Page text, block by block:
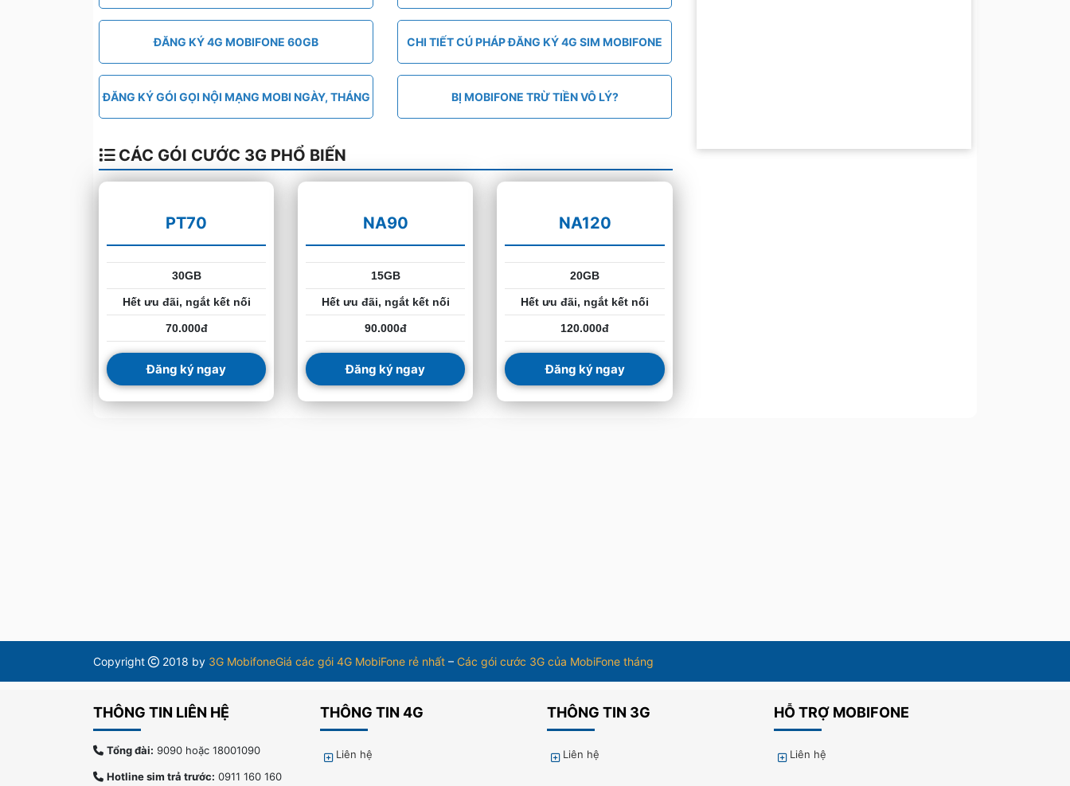
ĐĂNG KÝ 4G MOBIFONE 60GB CHI TIẾT CÚ PHÁP ĐĂNG KÝ 4G SIM MOBIFONE
ĐĂNG KÝ GÓI GỌI NỘI MẠNG MOBI NGÀY, THÁNG BỊ MOBIFONE TRỪ TIỀN VÔ LÝ?
CÁC GÓI CƯỚC 3G PHỔ BIẾN
PT70
30GB
Hết ưu đãi, ngắt kết nối
70.000đ
Đăng ký ngay
NA90
15GB
Hết ưu đãi, ngắt kết nối
90.000đ
Đăng ký ngay
NA120
20GB
Hết ưu đãi, ngắt kết nối
120.000đ
Đăng ký ngay
Copyright 2018 by 3G MobifoneGiá các gói 4G MobiFone rẻ nhất – Các gói cước 3G của MobiFone tháng
THÔNG TIN LIÊN HỆ
Tổng đài: 9090 hoặc 18001090
Hotline sim trả trước: 0911 160 160
THÔNG TIN 4G
Liên hệ
THÔNG TIN 3G
Liên hệ
HỖ TRỢ MOBIFONE
Liên hệ